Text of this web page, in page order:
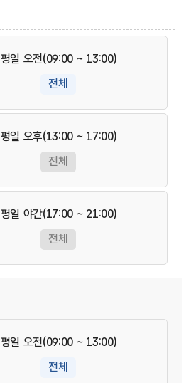
평일 오전(09:00 ~ 13:00)
전체
평일 오후(13:00 ~ 17:00)
전체
평일 야간(17:00 ~ 21:00)
전체
평일 오전(09:00 ~ 13:00)
전체